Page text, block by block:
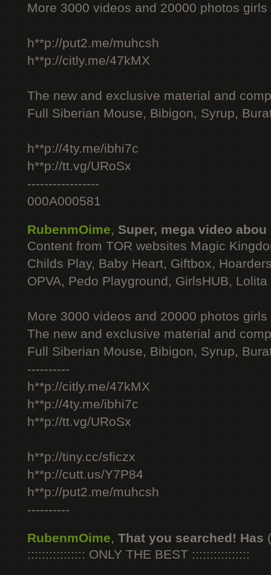
More 3000 videos and 20000 photos
h**p://put2.me/muhcsh
h**p://citly.me/47kMX
The new and exclusive material and
Full Siberian Mouse, Bibigon, Syrup,
h**p://4ty.me/ibhi7c
h**p://tt.vg/URoSx
-----------------
000A000581
RubenmOime, Super, mega video abou
Content from TOR websites Magic
Childs Play, Baby Heart, Giftbox,
OPVA, Pedo Playground, GirlsHUB, Lolita
More 3000 videos and 20000 photos
The new and exclusive material and
Full Siberian Mouse, Bibigon, Syrup,
----------
h**p://citly.me/47kMX
h**p://4ty.me/ibhi7c
h**p://tt.vg/URoSx
h**p://tiny.cc/sficzx
h**p://cutt.us/Y7P84
h**p://put2.me/muhcsh
----------
RubenmOime, That you searched! Has
:::::::::::::::: ONLY THE BEST ::::::::::::::::